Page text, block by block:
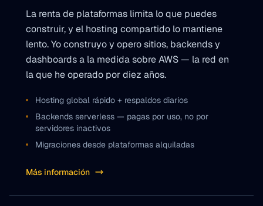
La renta de plataformas limita lo que puedes
construir, y el hosting compartido lo mantiene
lento. Yo construyo y opero sitios, backends y
dashboards a la medida sobre AWS — la red en
la que he operado por diez años.
Hosting global rápido + respaldos diarios
Backends serverless — pagas por uso, no por
servidores inactivos
Migraciones desde plataformas alquiladas
Más información